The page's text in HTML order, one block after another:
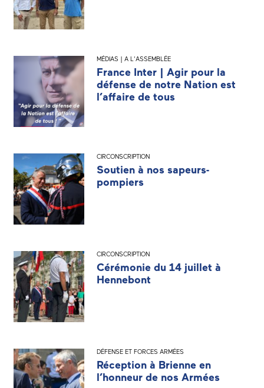
MÉDIAS | A L'ASSEMBLÉE
France Inter | Agir pour la
défense de notre Nation est
l’affaire de tous
CIRCONSCRIPTION
Soutien à nos sapeurs-
pompiers
CIRCONSCRIPTION
Cérémonie du 14 juillet à
Hennebont
DÉFENSE ET FORCES ARMÉES
Réception à Brienne en
l’honneur de nos Armées